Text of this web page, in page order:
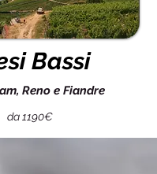
Bassi
Reno e Fiandre
da 1190€